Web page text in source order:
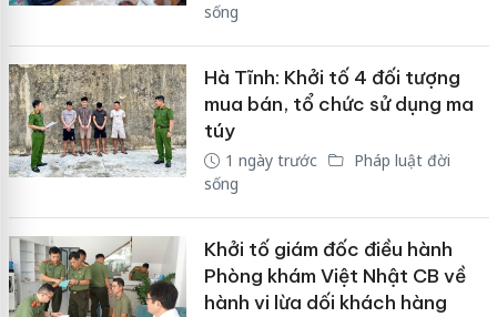
sống
Hà Tĩnh: Khởi tố 4 đối tượng
mua bán, tổ chức sử dụng ma
túy
1 ngày trước
Pháp luật đời
sống
Khởi tố giám đốc điều hành
Phòng khám Việt Nhật CB về
hành vi lừa dối khách hàng